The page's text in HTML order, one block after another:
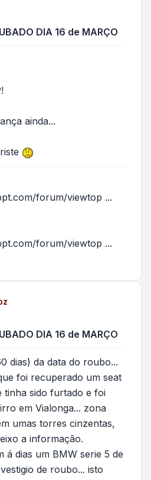
DIA 16 de MARÇO
ainda...
forum/viewtop ...
forum/viewtop ...
DIA 16 de MARÇO
dias) da data do roubo...
foi recuperado um seat
tinha sido furtado e foi
em Vialonga... zona
umas torres cinzentas,
a informação.
á dias um BMW serie 5 de
de roubo... isto